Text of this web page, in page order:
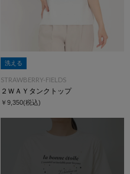
洗える
STRAWBERRY-FIELDS
２ＷＡＹタンクトップ
￥9,350(税込)